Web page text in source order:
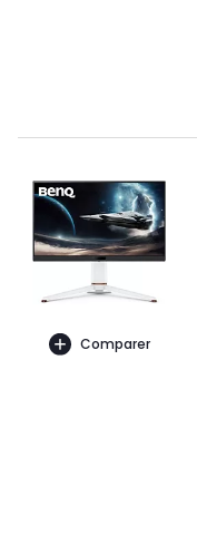
Comparer